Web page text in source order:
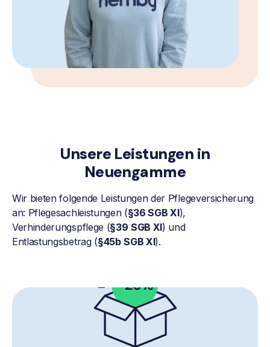
Unsere Leistungen in
Neuengamme
Wir bieten folgende Leistungen der Pflegeversicherung
an: Pflegesachleistungen (§36 SGB XI),
Verhinderungspflege (§39 SGB XI) und
Entlastungsbetrag (§45b SGB XI).